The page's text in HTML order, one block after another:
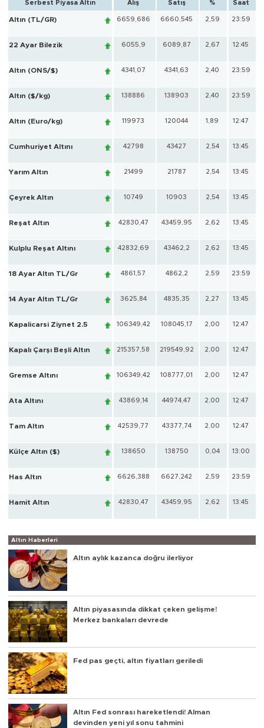
Serbest Piyasa Altın Alış Satış % Saat
Altın (TL/GR) 6659,686 6660,545 2,59 23:59
22 Ayar Bilezik 6055,9 6089,87 2,67 12:45
Altın (ONS/$) 4341,07 4341,63 2,40 23:59
Altın ($/kg) 138886 138903 2,40 23:59
Altın (Euro/kg) 119973 120044 1,89 12:47
Cumhuriyet Altını 42798 43427 2,54 13:45
Yarım Altın 21499 21787 2,54 13:45
Çeyrek Altın 10749 10903 2,54 13:45
Reşat Altın 42830,47 43459,95 2,62 13:45
Kulplu Reşat Altını 42832,69 43462,2 2,62 13:45
18 Ayar Altın TL/Gr 4861,57 4862,2 2,59 23:59
14 Ayar Altın TL/Gr 3625,84 4835,35 2,27 13:45
Kapalicarsi Ziynet 2.5 106349,42 108045,17 2,00 12:47
Kapalı Çarşı Beşli Altın 215357,58 219549,92 2,00 12:47
Gremse Altını 106349,42 108777,01 2,00 12:47
Ata Altını 43869,14 44974,47 2,00 12:47
Tam Altın 42539,77 43377,74 2,00 12:47
Külçe Altın ($) 138650 138750 0,04 13:00
Has Altın 6626,388 6627,242 2,59 23:59
Hamit Altın 42830,47 43459,95 2,62 13:45
Altın Haberleri
Altın aylık kazanca doğru ilerliyor
Altın piyasasında dikkat çeken gelişme!
Merkez bankaları devrede
Fed pas geçti, altın fiyatları geriledi
Altın Fed sonrası hareketlendi! Alman
devinden yeni yıl sonu tahmini